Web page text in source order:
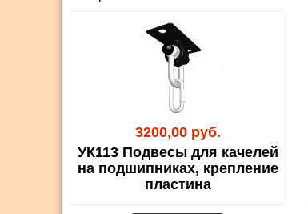
3200,00 руб.
УК113 Подвесы для качелей
на подшипниках, крепление
пластина